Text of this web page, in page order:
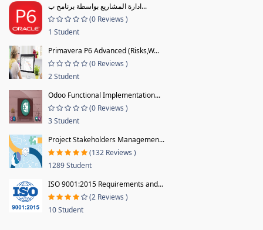
ادارة المشاريع بواسطة برنامج ب...
(0 Reviews )
1 Student
Primavera P6 Advanced (Risks,W...
(0 Reviews )
2 Student
Odoo Functional Implementation...
(0 Reviews )
3 Student
Project Stakeholders Managemen...
(132 Reviews )
1289 Student
ISO 9001:2015 Requirements and...
(2 Reviews )
10 Student